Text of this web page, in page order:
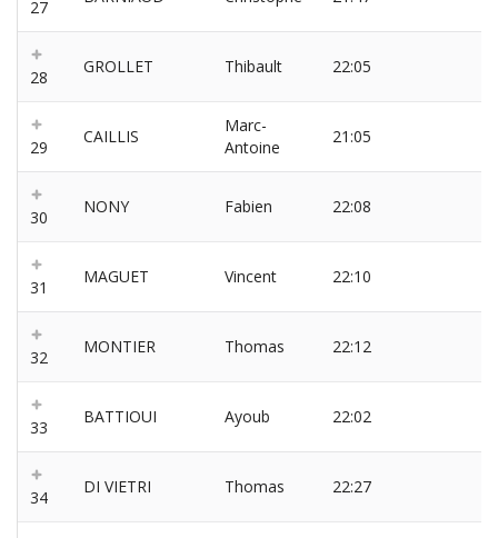
27
28
GROLLET Thibault 22:05
29
CAILLIS
Marc-
Antoine
21:05
30
NONY Fabien 22:08
31
MAGUET Vincent 22:10
32
MONTIER Thomas 22:12
33
BATTIOUI Ayoub 22:02
34
DI VIETRI Thomas 22:27